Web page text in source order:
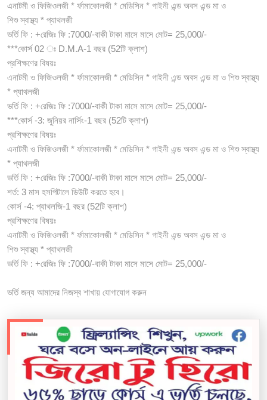
এনাটমী ও ফিজিওলজী * র্ফামাকোলজী * মেডিসিন * গাইনী এন্ড অবস এন্ড মা ও
শিশু স্বাস্থ্য * প্যাথলজী
ভর্তি ফি : +রেজিঃ ফি :7000/-বাকী টাকা মাসে মাসে মোট= 25,000/-
***কোর্স 02 ঃ D.M.A-1 বছর (52টি ক্লাশ)
প্রশিক্ষণের বিষয়ঃ
এনাটমী ও ফিজিওলজী * র্ফামাকোলজী * মেডিসিন * গাইনী এন্ড অবস এন্ড মা ও শিশু স্বাস্থ্য
* প্যাথলজী
ভর্তি ফি : +রেজিঃ ফি :7000/-বাকী টাকা মাসে মাসে মোট= 25,000/-
***কোর্স -3: জুনিয়র নার্সিং-1 বছর (52টি ক্লাশ)
প্রশিক্ষণের বিষয়ঃ
এনাটমী ও ফিজিওলজী * র্ফামাকোলজী * মেডিসিন * গাইনী এন্ড অবস এন্ড মা ও শিশু স্বাস্থ্য
* প্যাথলজী
ভর্তি ফি : +রেজিঃ ফি :7000/-বাকী টাকা মাসে মাসে মোট= 25,000/-
শর্ত: 3 মাস হসপিটালে ডিউটি করতে হবে।
কোর্স -4: প্যাথলজি-1 বছর (52টি ক্লাশ)
প্রশিক্ষণের বিষয়ঃ
এনাটমী ও ফিজিওলজী * র্ফামাকোলজী * মেডিসিন * গাইনী এন্ড অবস এন্ড মা ও
শিশু স্বাস্থ্য * প্যাথলজী
ভর্তি ফি : +রেজিঃ ফি :7000/-বাকী টাকা মাসে মাসে মোট= 25,000/-
ভর্তি জন্য আমাদের নিজস্ব শাখায় যোগাযোগ করুন